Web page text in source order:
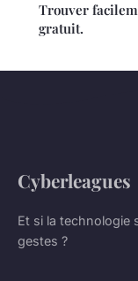
Trouver
gratuit.
Cyberleagues
Et si la technologie
gestes ?